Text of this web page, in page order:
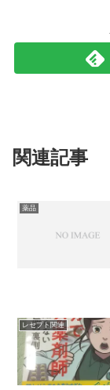
関連記事
薬品
レセプト関連